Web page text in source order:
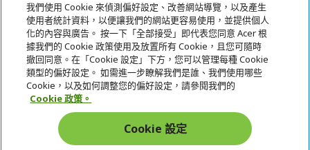
關於宏碁
服務
宏碁網路商城
在社群上追蹤 Acer
我們使用 Cookie 來偵測偏好設定、改善網站導覽，以及產生
使用者統計資料，以便讓我們的網站更容易使用，並提供個人
化的內容與廣告。 按一下「全部接受」即代表您同意 Acer 根
據我們的 Cookie 政策使用及放置所有 Cookie，且您可隨時
撤回同意。在「Cookie 設定」下方，您可以管理每種 Cookie
類型的偏好設定。 如需進一步瞭解我們是誰、我們使用哪些
Cookie，以及如何調整您的偏好設定，請參閱我們的
Cookie 政策。
Cookie 設定